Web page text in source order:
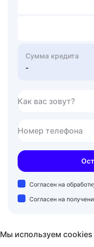
Сумма кредита
-
Как вас зовут?
Номер телефона
Согласен на
Согласен на
Мы используем cookies